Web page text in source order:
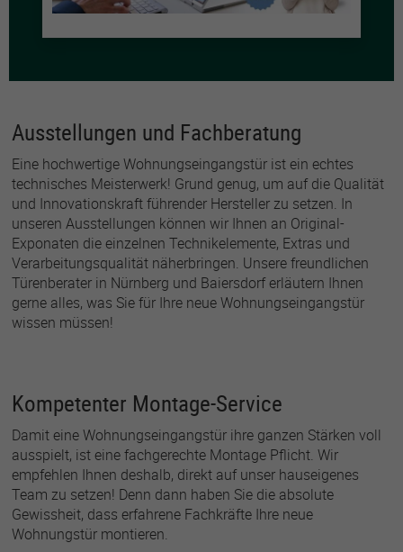
Ausstellungen und Fachberatung
Eine hochwertige Wohnungseingangstür ist ein echtes
technisches Meisterwerk! Grund genug, um auf die Qualität
und Innovationskraft führender Hersteller zu setzen. In
unseren Ausstellungen können wir Ihnen an Original-
Exponaten die einzelnen Technikelemente, Extras und
Verarbeitungsqualität näherbringen. Unsere freundlichen
Türenberater in Nürnberg und Baiersdorf erläutern Ihnen
gerne alles, was Sie für Ihre neue Wohnungseingangstür
wissen müssen!
Kompetenter Montage-Service
Damit eine Wohnungseingangstür ihre ganzen Stärken voll
ausspielt, ist eine fachgerechte Montage Pflicht. Wir
empfehlen Ihnen deshalb, direkt auf unser hauseigenes
Team zu setzen! Denn dann haben Sie die absolute
Gewissheit, dass erfahrene Fachkräfte Ihre neue
Wohnungstür montieren.